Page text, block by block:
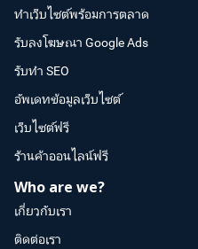
ทำเว็บไซต์พร้อมการตลาด
รับลงโฆษณา Google Ads
รับทำ SEO
อัพเดทข้อมูลเว็บไซต์
เว็บไซต์ฟรี
ร้านค้าออนไลน์ฟรี
Who are we?
เกี่ยวกับเรา
ติดต่อเรา